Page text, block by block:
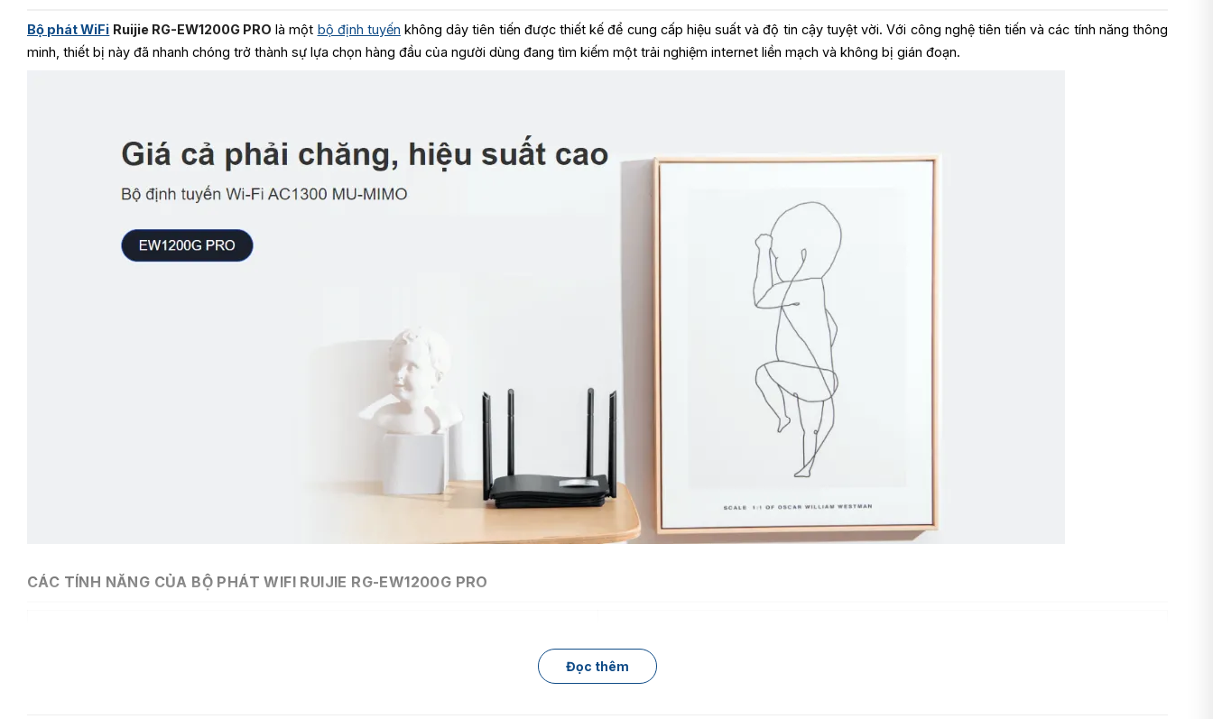
Bộ phát WiFi Ruijie RG-EW1200G PRO là một bộ định tuyến không dây tiên tiến được thiết kế để cung cấp hiệu suất và độ tin cậy tuyệt vời. Với công nghệ tiên tiến và các tính năng thông
minh, thiết bị này đã nhanh chóng trở thành sự lựa chọn hàng đầu của người dùng đang tìm kiếm một trải nghiệm internet liền mạch và không bị gián đoạn.
CÁC TÍNH NĂNG CỦA BỘ PHÁT WIFI RUIJIE RG-EW1200G PRO
Đọc thêm